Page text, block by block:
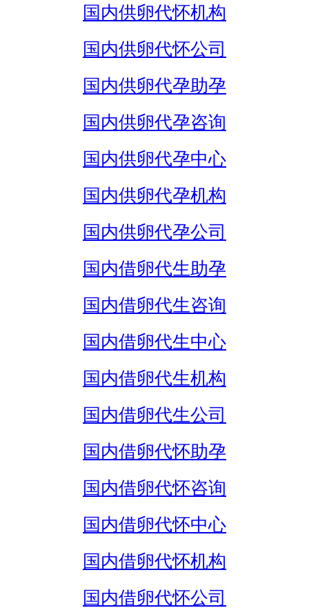
国内供卵代怀机构
国内供卵代怀公司
国内供卵代孕助孕
国内供卵代孕咨询
国内供卵代孕中心
国内供卵代孕机构
国内供卵代孕公司
国内借卵代生助孕
国内借卵代生咨询
国内借卵代生中心
国内借卵代生机构
国内借卵代生公司
国内借卵代怀助孕
国内借卵代怀咨询
国内借卵代怀中心
国内借卵代怀机构
国内借卵代怀公司